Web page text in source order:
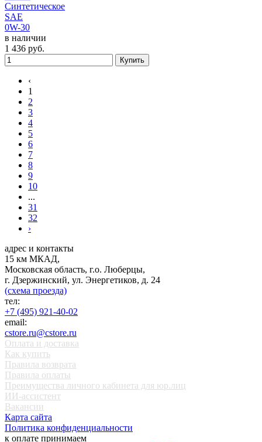
Синтетическое
SAE
0W-30
в наличии
1 436 руб.
Купить
‹
1
2
3
4
5
6
7
8
9
10
...
31
32
›
адрес и контакты
15 км МКАД,
Московская область, г.о. Люберцы,
г. Дзержинский, ул. Энергетиков, д. 24
(схема проезда)
тел:
+7 (495) 921-40-02
email:
cstore.ru@cstore.ru
Оплата и доставка
Как купить
Правила возврата
Правила оплаты
Преимущества личного кабинета для юр.лиц
ИИ-ассистент
Вакансии
Карта сайта
Политика конфиденциальности
к оплате принимаем